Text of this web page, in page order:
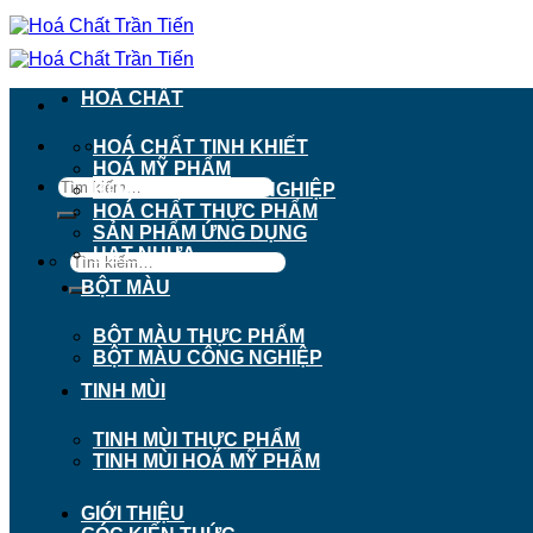
Chuyển
đến
nội
911 - 913 Nguyễn Trãi, Phường Chợ Lớn, TP.
Tìm
kiếm:
Tìm
kiếm:
HOÁ CHẤT
HOÁ CHẤT TINH KHIẾT
HOÁ MỸ PHẨM
HOÁ CHẤT CÔNG NGHIỆP
HOÁ CHẤT THỰC PHẨM
SẢN PHẨM ỨNG DỤNG
HẠT NHỰA
BỘT MÀU
BỘT MÀU THỰC PHẨM
BỘT MÀU CÔNG NGHIỆP
TINH MÙI
TINH MÙI THỰC PHẨM
TINH MÙI HOÁ MỸ PHẨM
GIỚI THIỆU